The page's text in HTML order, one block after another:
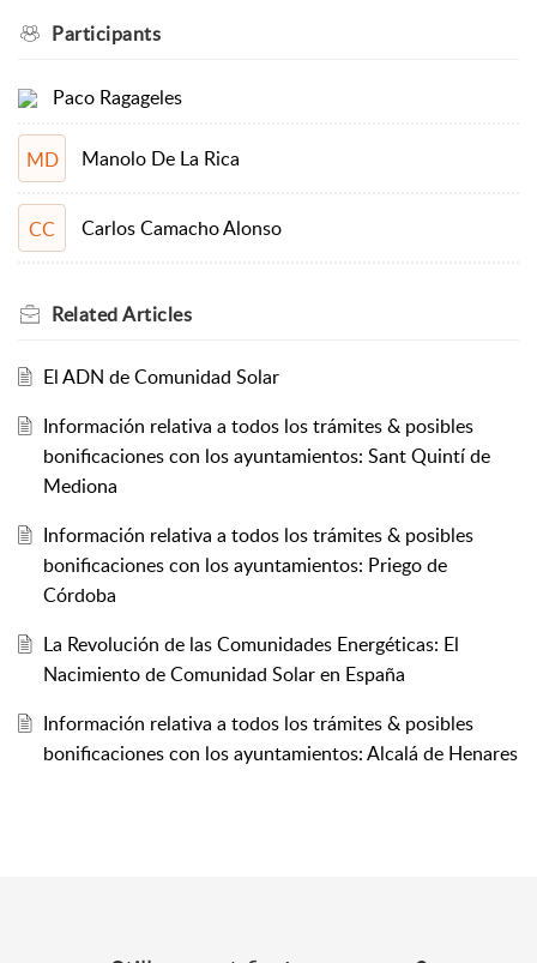
Participants
Paco Ragageles
MD Manolo De La Rica
CC Carlos Camacho Alonso
RelatedArticles
El ADN de Comunidad Solar
Información relativa a todos los trámites & posibles
bonificaciones con los ayuntamientos: Sant Quintí de
Mediona
Información relativa a todos los trámites & posibles
bonificaciones con los ayuntamientos: Priego de
Córdoba
La Revolución de las Comunidades Energéticas: El
Nacimiento de Comunidad Solar en España
Información relativa a todos los trámites & posibles
bonificaciones con los ayuntamientos: Alcalá de Henares